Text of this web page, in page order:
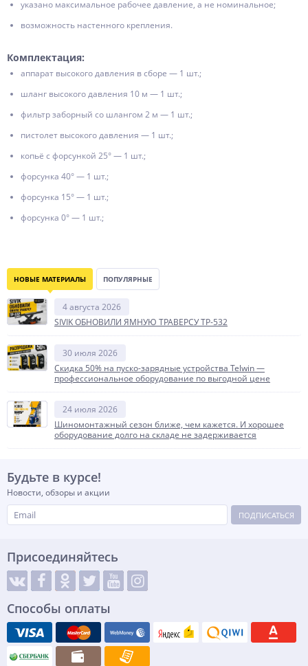
указано максимальное рабочее давление, а не номинальное;
возможность настенного крепления.
Комплектация:
аппарат высокого давления в сборе — 1 шт.;
шланг высокого давления 10 м — 1 шт.;
фильтр заборный со шлангом 2 м — 1 шт.;
пистолет высокого давления — 1 шт.;
копьё с форсункой 25° — 1 шт.;
форсунка 40° — 1 шт.;
форсунка 15° — 1 шт.;
форсунка 0° — 1 шт.;
НОВЫЕ МАТЕРИАЛЫ ПОПУЛЯРНЫЕ
4 августа 2026
SIVIK ОБНОВИЛИ ЯМНУЮ ТРАВЕРСУ ТР-532
30 июля 2026
Скидка 50% на пуско-зарядные устройства Telwin —
профессиональное оборудование по выгодной цене
24 июля 2026
Шиномонтажный сезон ближе, чем кажется. И хорошее
оборудование долго на складе не задерживается
Будьте в курсе!
Новости, обзоры и акции
ПОДПИСАТЬСЯ
Присоединяйтесь
Способы оплаты